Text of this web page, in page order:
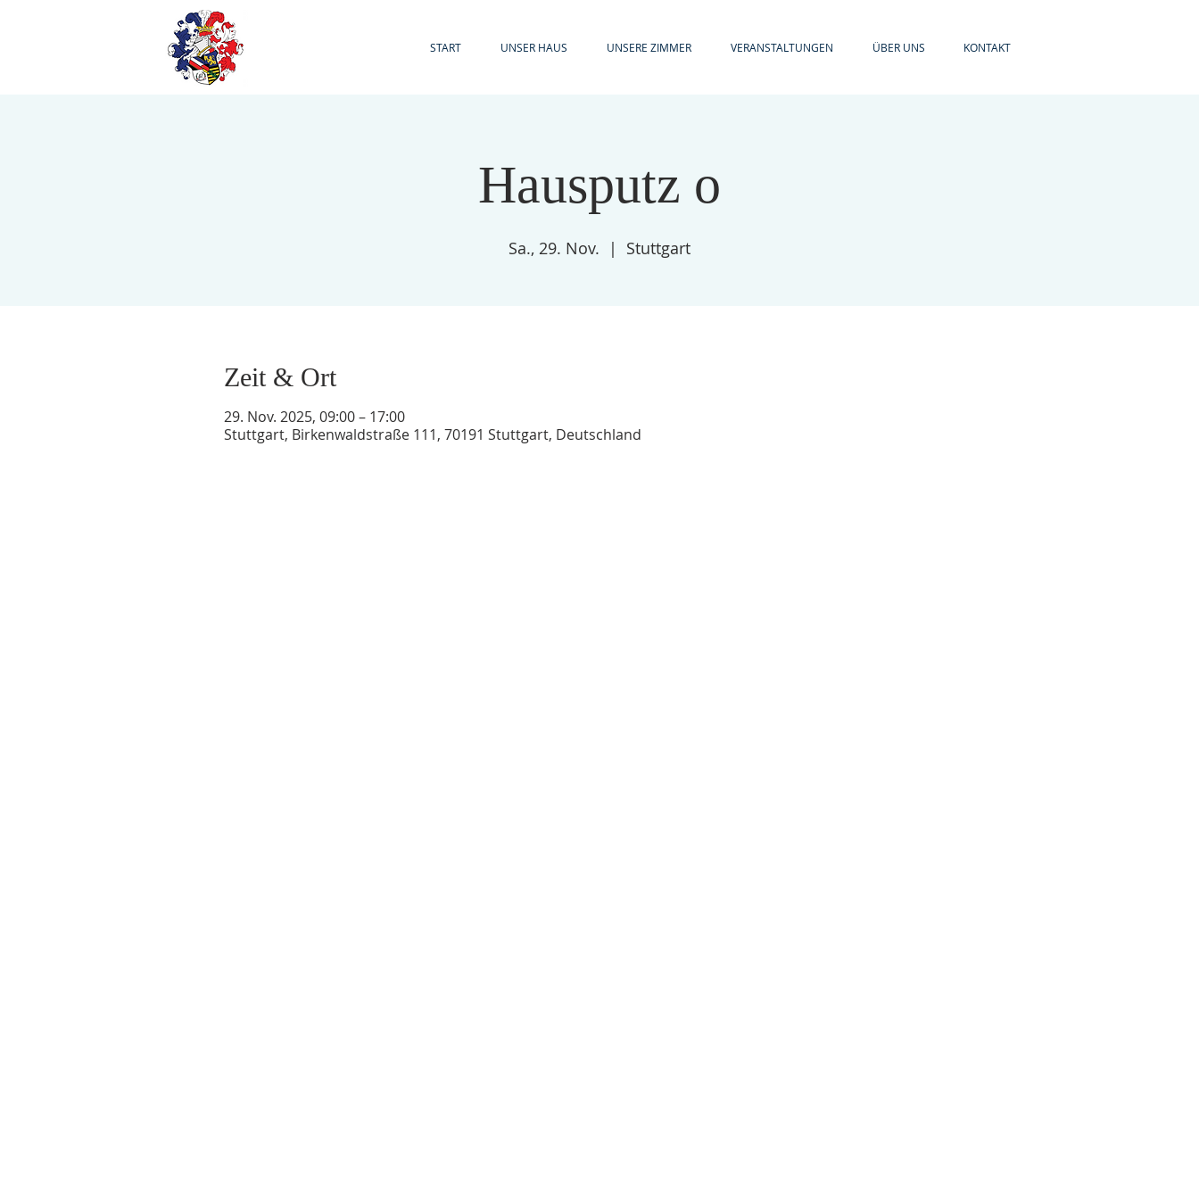
START UNSER HAUS UNSERE ZIMMER VERANSTALTUNGEN ÜBER UNS KONTAKT
Hausputz o
Sa., 29. Nov.
  |
Stuttgart
Zeit & Ort
29. Nov. 2025, 09:00 – 17:00
Stuttgart, Birkenwaldstraße 111, 70191 Stuttgart, Deutschland